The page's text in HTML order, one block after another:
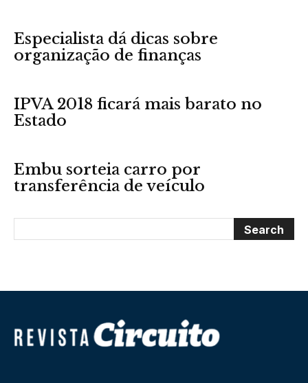
Especialista dá dicas sobre
organização de finanças
IPVA 2018 ficará mais barato no
Estado
Embu sorteia carro por
transferência de veículo